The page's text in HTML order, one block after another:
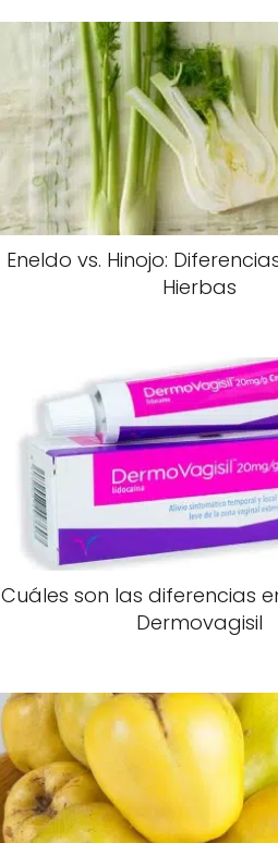
Eneldo vs. Hinojo:
Hierbas
Cuáles son las diferencias
Dermovagisil